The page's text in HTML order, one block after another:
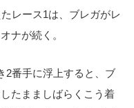
レース1は、ブレガがレ
ナが続く。
2番手に浮上すると、ブ
たまましばらくこう着